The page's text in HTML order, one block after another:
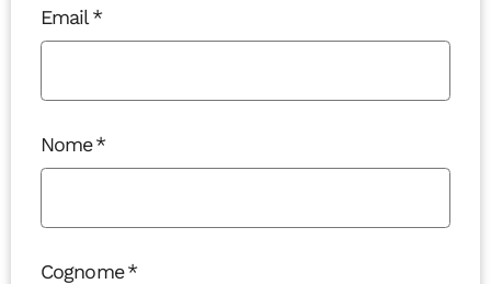
Email
Nome
Cognome